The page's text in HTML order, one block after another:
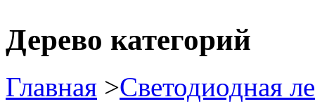
Дерево категорий
Главная >Светодиодная